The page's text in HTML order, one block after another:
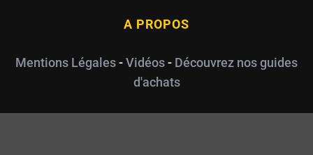
A PROPOS
Mentions Légales-Vidéos- Découvrez nos guides
d'achats